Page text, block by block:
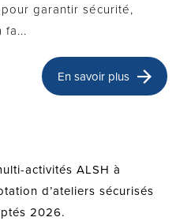
garantir sécurité,
fa...
En savoir plus
activités ALSH à
d’ateliers sécurisés
2026.